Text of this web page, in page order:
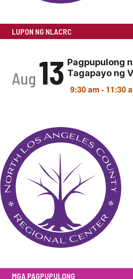
LUPON NG NLACRC
Aug 13 Pagpupulong
Tagapayo ng
9:30 am- 11:30
MGA PAGPUPULONG